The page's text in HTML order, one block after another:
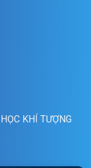
KHÍ TƯỢNG